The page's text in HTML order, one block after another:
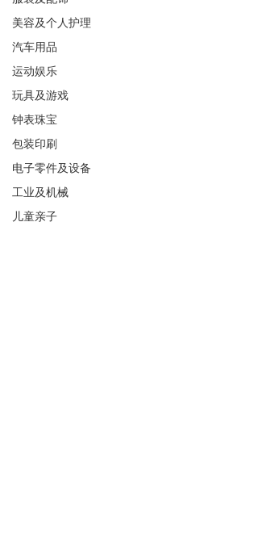
美容及个人护理
汽车用品
运动娱乐
玩具及游戏
钟表珠宝
包装印刷
电子零件及设备
工业及机械
儿童亲子